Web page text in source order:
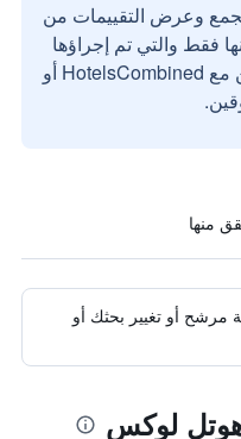
وعرض التقييمات من
فقط والتي تم إجراؤها
بواسطة مستخدمين حقيقيين مع HotelsCombined أو
مرشح أو تغيير بحثك أو
هوتل لوكس